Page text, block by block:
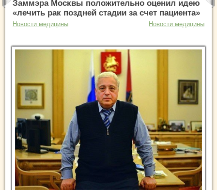
Заммэра Москвы положительно оценил идею
«лечить рак поздней стадии за счет пациента»
Новости медицины Новости медицины